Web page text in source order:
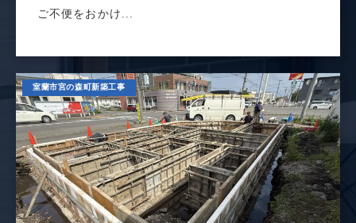
ご不便をおかけ...
室蘭市宮の森町新築工事